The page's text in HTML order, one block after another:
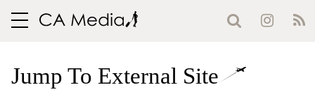
toggle
Jump To External Site